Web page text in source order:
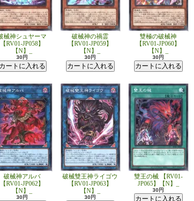
械神シュヤーマ
【RV01-JP058】
【N】_
30円
破械神の禍霊
【RV01-JP059】
【N】_
30円
雙極の破械神
【RV01-JP060】
【N】_
30円
破械神アルバ
【RV01-JP062】
【N】_
30円
破械雙王神ライゴウ
【RV01-JP063】
【N】_
30円
雙王の械 【RV01-
JP065】【N】_
30円